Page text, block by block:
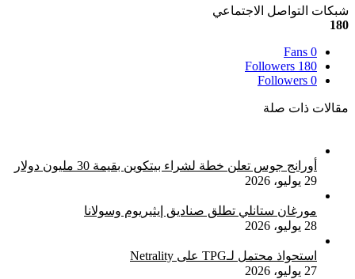
شبكات التواصل الاجتماعي
180
0
Fans
180
Followers
0
Followers
مقالات ذات صلة
أورانج جوس تعلن خطة لشراء بيتكوين بقيمة 30 مليون دولار
29 يوليو، 2026
مورغان ستانلي تطلق صناديق إيثيريوم وسولانا
28 يوليو، 2026
استحواذ محتمل لـTPG على Netrality
27 يوليو، 2026